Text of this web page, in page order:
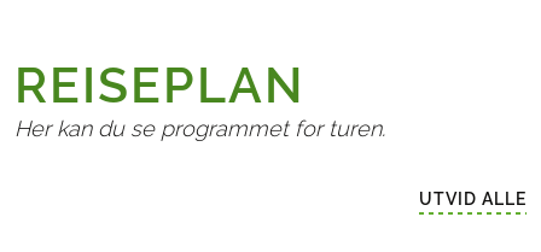
REISEPLAN
Her kan du se programmet for turen.
UTVID ALLE